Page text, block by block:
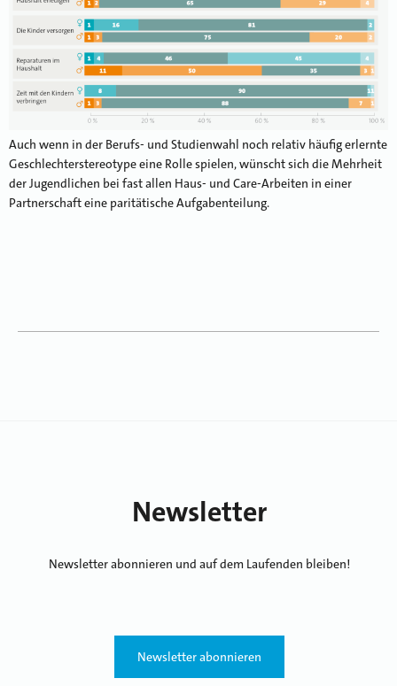
Auch wenn in der Berufs- und Studienwahl noch relativ häufig erlernte
Geschlechterstereotype eine Rolle spielen, wünscht sich die Mehrheit
der Jugendlichen bei fast allen Haus- und Care-Arbeiten in einer
Partnerschaft eine paritätische Aufgabenteilung.
Newsletter
Newsletter abonnieren und auf dem Laufenden bleiben!
Newsletter abonnieren